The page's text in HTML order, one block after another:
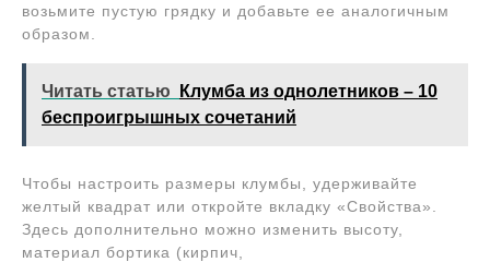
возьмите пустую грядку и добавьте ее аналогичным
образом.
Читать статью
Клумба из однолетников – 10
беспроигрышных сочетаний
Чтобы настроить размеры клумбы, удерживайте
желтый квадрат или откройте вкладку «Свойства».
Здесь дополнительно можно изменить высоту,
материал бортика (кирпич,